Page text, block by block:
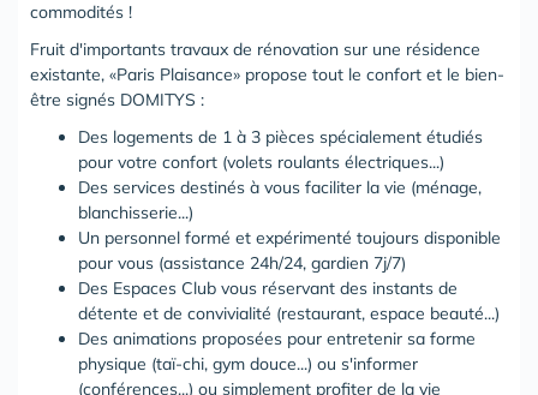
commodités !
Fruit d'importants travaux de rénovation sur une résidence
existante, «Paris Plaisance» propose tout le confort et le bien-
être signés DOMITYS :
Des logements de 1 à 3 pièces spécialement étudiés
pour votre confort (volets roulants électriques...)
Des services destinés à vous faciliter la vie (ménage,
blanchisserie...)
Un personnel formé et expérimenté toujours disponible
pour vous (assistance 24h/24, gardien 7j/7)
Des Espaces Club vous réservant des instants de
détente et de convivialité (restaurant, espace beauté...)
Des animations proposées pour entretenir sa forme
physique (taï-chi, gym douce...) ou s'informer
(conférences...) ou simplement profiter de la vie